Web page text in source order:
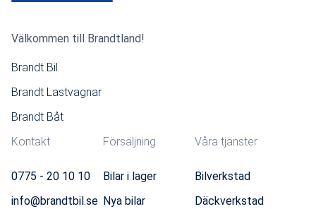
Välkommen till Brandtland!
Brandt Bil
Brandt Lastvagnar
Brandt Båt
Kontakt
0775 - 20 10 10
info@brandtbil.se
Försäljning
Bilar i lager
Nya bilar
Våra tjänster
Bilverkstad
Däckverkstad